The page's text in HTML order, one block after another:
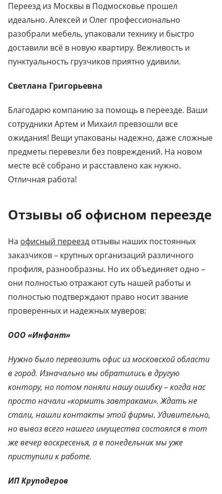
Переезд из Москвы в Подмосковье прошел
идеально. Алексей и Олег профессионально
разобрали мебель, упаковали технику и быстро
доставили всё в новую квартиру. Вежливость и
пунктуальность грузчиков приятно удивили.
Светлана Григорьевна
Благодарю компанию за помощь в переезде. Ваши
сотрудники Артем и Михаил превзошли все
ожидания! Вещи упакованы надежно, даже сложные
предметы перевезли без повреждений. На новом
месте всё собрано и расставлено как нужно.
Отличная работа!
Отзывы об офисном переезде
На офисный переезд отзывы наших постоянных
заказчиков – крупных организаций различного
профиля, разнообразны. Но их объединяет одно –
они полностью отражают суть нашей работы и
полностью подтверждают право носит звание
проверенных и надежных муверов:
ООО «Инфант»
Нужно было перевозить офис из московской области
в город. Изначально мы обратились в другую
контору, но потом поняли нашу ошибку – когда нас
просто начали «кормить завтраками». Ждать не
стали, нашли контакты этой фирмы. Удивительно,
но вывоз всего нашего имущества состоялся в тот
же вечер воскресенья, а в понедельник мы уже
приступили к работе.
ИП Круподеров